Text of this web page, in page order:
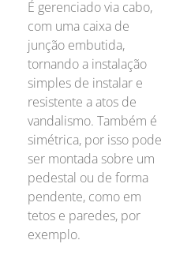
É gerenciado via cabo,
com uma caixa de
junção embutida,
tornando a instalação
simples de instalar e
resistente a atos de
vandalismo. Também é
simétrica, por isso pode
ser montada sobre um
pedestal ou de forma
pendente, como em
tetos e paredes, por
exemplo.